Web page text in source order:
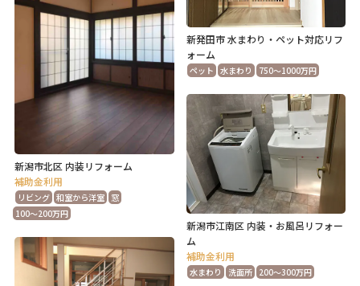
新発田市 水まわり・ペット対応リフ
ォーム
ペット 水まわり 750～1000万円
新潟市北区 内装リフォーム
補助金利用
リビング 和室から洋室
窓
100～200万円
新潟市江南区 内装・お風呂リフォー
ム
補助金利用
水まわり 洗面所 200～300万円